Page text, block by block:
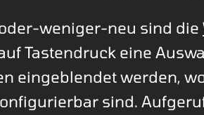
weniger-neu sind die
Tastendruck eine
eingeblendet werden,
sind.